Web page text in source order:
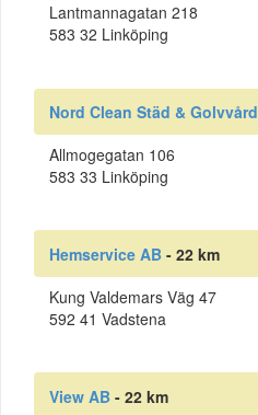
Lantmannagatan 218
583 32 Linköping
Nord Clean Städ & Golvvård
Allmogegatan 106
583 33 Linköping
Hemservice AB - 22 km
Kung Valdemars Väg 47
592 41 Vadstena
View AB - 22 km